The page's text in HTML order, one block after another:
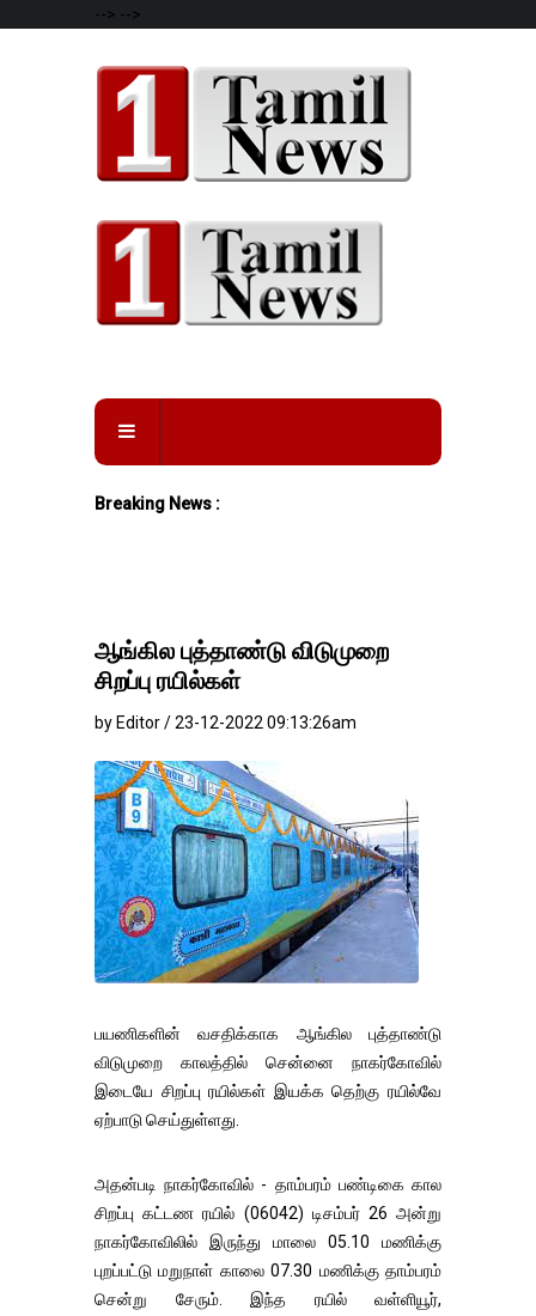
--> -->
Breaking News :
ஆங்கில புத்தாண்டு விடுமுறை
சிறப்பு ரயில்கள்
by Editor / 23-12-2022 09:13:26am
பயணிகளின் வசதிக்காக ஆங்கில புத்தாண்டு
விடுமுறை காலத்தில் சென்னை நாகர்கோவில்
இடையே சிறப்பு ரயில்கள் இயக்க தெற்கு ரயில்வே
ஏற்பாடு செய்துள்ளது.
அதன்படி நாகர்கோவில் - தாம்பரம் பண்டிகை கால
சிறப்பு கட்டண ரயில் (06042) டிசம்பர் 26 அன்று
நாகர்கோவிலில் இருந்து மாலை 05.10 மணிக்கு
புறப்பட்டு மறுநாள் காலை 07.30 மணிக்கு தாம்பரம்
சென்று சேரும். இந்த ரயில் வள்ளியூர்,